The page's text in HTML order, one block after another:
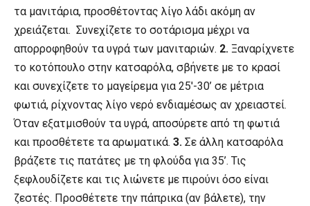
τα μανιτάρια, προσθέτοντας λίγο λάδι ακόμη αν
χρειάζεται. Συνεχίζετε το σοτάρισμα μέχρι να
απορροφηθούν τα υγρά των μανιταριών. 2. Ξαναρίχνετε
το κοτόπουλο στην κατσαρόλα, σβήνετε με το κρασί
και συνεχίζετε το μαγείρεμα για 25′-30’ σε μέτρια
φωτιά, ρίχνοντας λίγο νερό ενδιαμέσως αν χρειαστεί.
Όταν εξατμισθούν τα υγρά, αποσύρετε από τη φωτιά
και προσθέτετε τα αρωματικά. 3. Σε άλλη κατσαρόλα
βράζετε τις πατάτες με τη φλούδα για 35’. Τις
ξεφλουδίζετε και τις λιώνετε με πιρούνι όσο είναι
ζεστές. Προσθέτετε την πάπρικα (αν βάλετε), την